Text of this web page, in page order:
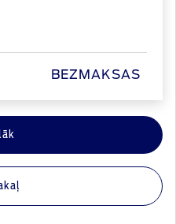
BEZMAKSAS